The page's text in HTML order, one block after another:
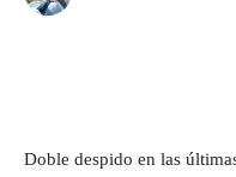
Doble despido en las